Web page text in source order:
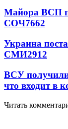
Майора ВСП
СОЧ7662
Украина
СМИ2912
ВСУ получили
что входит в
Читать